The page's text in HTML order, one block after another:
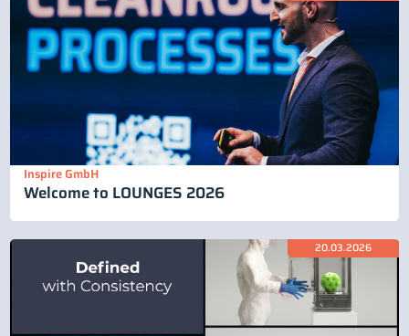
Inspire GmbH
Welcome to LOUNGES 2026
20.03.2026